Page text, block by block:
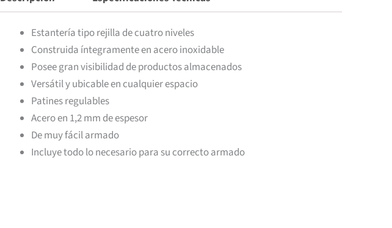
Estantería tipo rejilla de cuatro niveles
Construida íntegramente en acero inoxidable
Posee gran visibilidad de productos almacenados
Versátil y ubicable en cualquier espacio
Patines regulables
Acero en 1,2 mm de espesor
De muy fácil armado
Incluye todo lo necesario para su correcto armado